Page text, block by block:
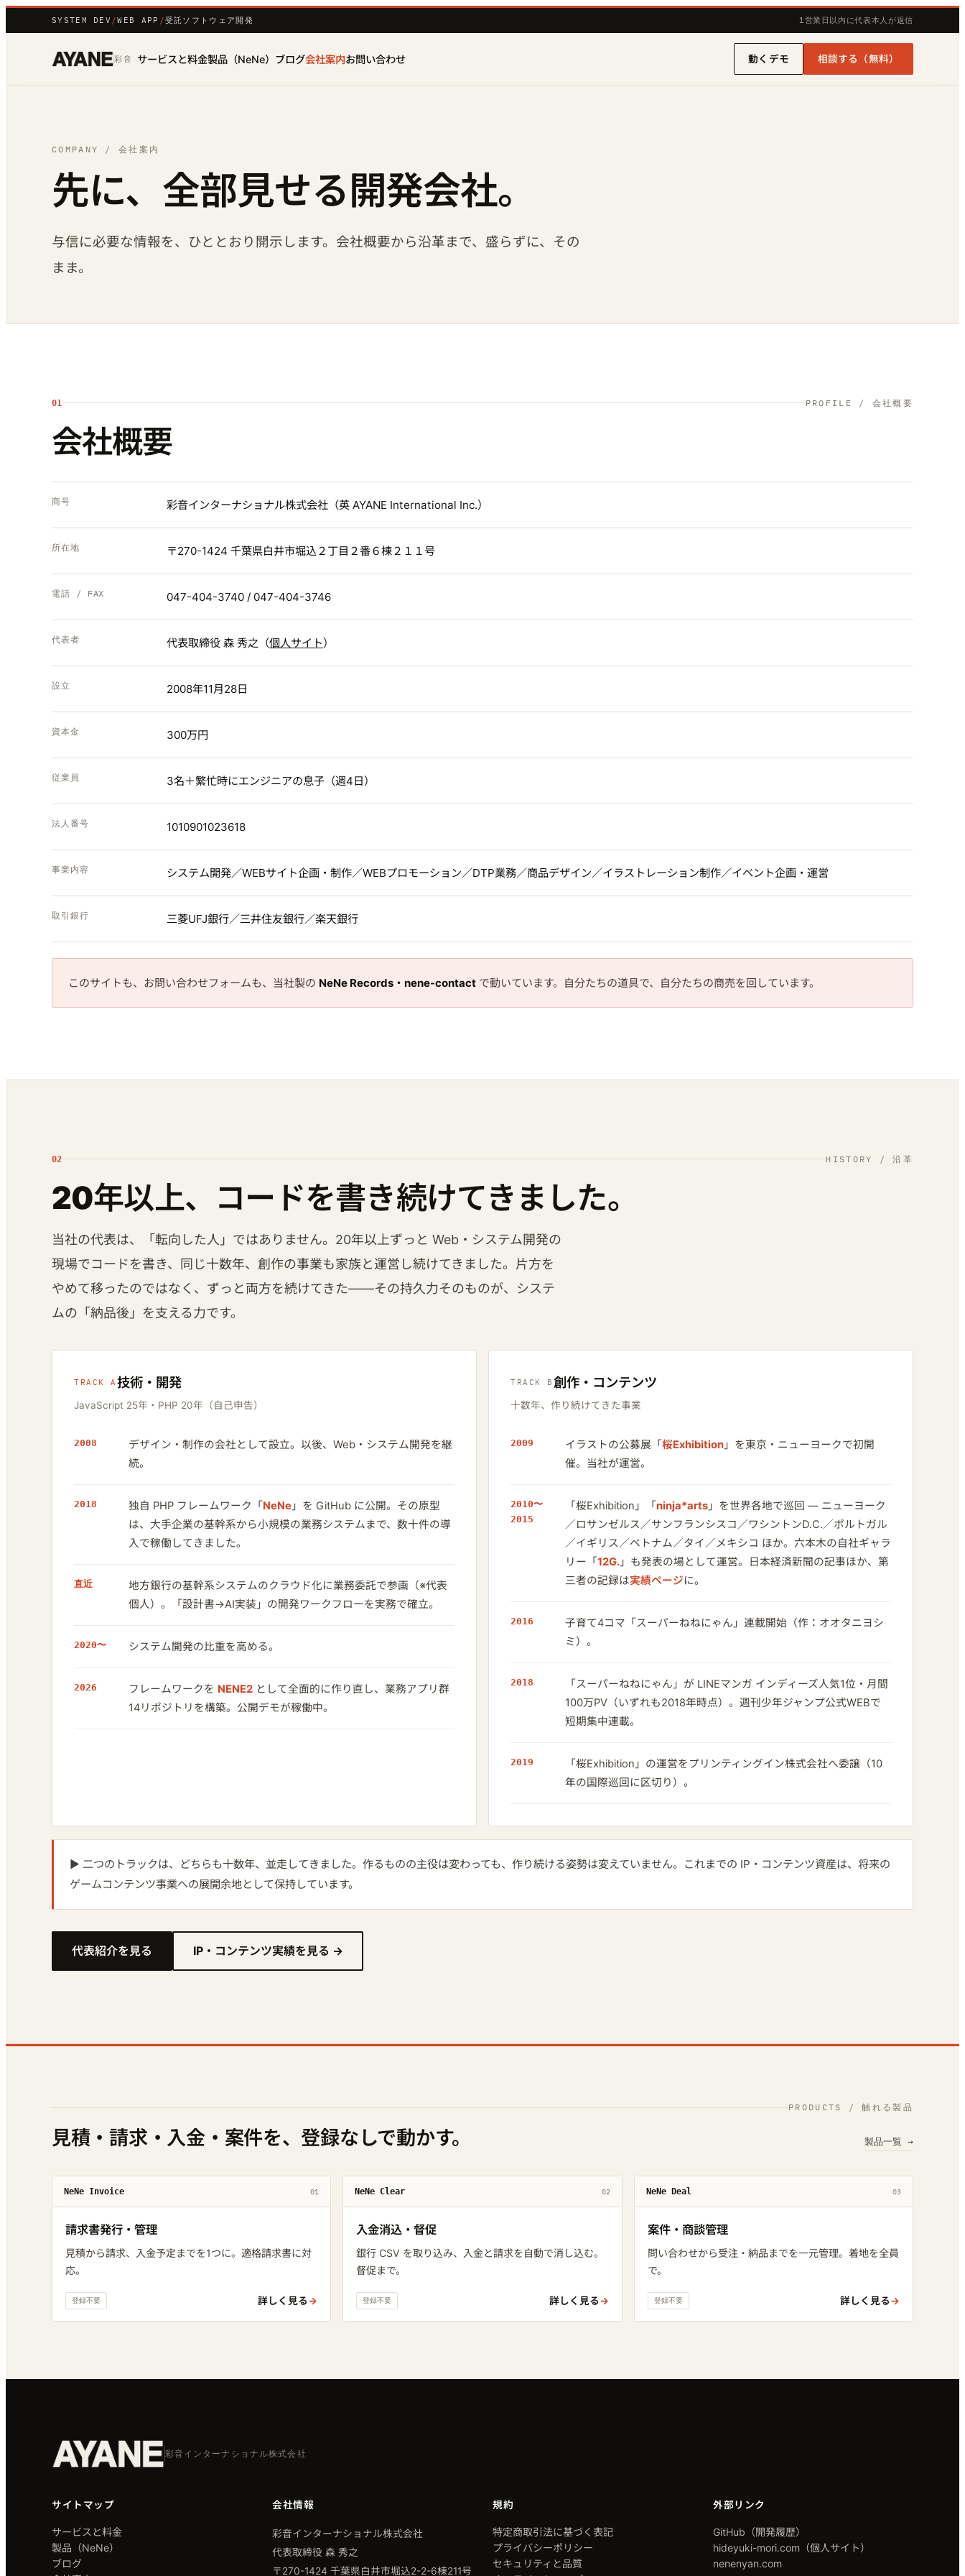
SYSTEM DEV /WEB APP /受託ソフトウェア開発 1営業日以内に代表本人が返信
彩音 サービスと料金製品（NeNe） ブログ会社案内お問い合わせ 動くデモ 相談する（無料）
COMPANY / 会社案内
先に、全部見せる開発会社。
与信に必要な情報を、ひととおり開示します。会社概要から沿革まで、盛らずに、その
まま。
01 PROFILE / 会社概要
会社概要
商号 彩音インターナショナル株式会社（英 AYANE International Inc.）
所在地 〒270-1424 千葉県白井市堀込２丁目２番６棟２１１号
電話 / FAX 047-404-3740 / 047-404-3746
代表者 代表取締役 森 秀之（個人サイト）
設立 2008年11月28日
資本金 300万円
従業員 3名＋繁忙時にエンジニアの息子（週4日）
法人番号 1010901023618
事業内容 システム開発／WEBサイト企画・制作／WEBプロモーション／DTP業務／商品デザイン／イラストレーション制作／イベント企画・運営
取引銀行 三菱UFJ銀行／三井住友銀行／楽天銀行
このサイトも、お問い合わせフォームも、当社製の NeNe Records・nene-contact で動いています。自分たちの道具で、自分たちの商売を回しています。
02 HISTORY / 沿革
20年以上、コードを書き続けてきました。
当社の代表は、「転向した人」ではありません。20年以上ずっと Web・システム開発の
現場でコードを書き、同じ十数年、創作の事業も家族と運営し続けてきました。片方を
やめて移ったのではなく、ずっと両方を続けてきた——その持久力そのものが、システ
ムの「納品後」を支える力です。
TRACK A技術・開発
JavaScript 25年・PHP 20年（自己申告）
2008
デザイン・制作の会社として設立。以後、Web・システム開発を継
続。
2018 独自 PHP フレームワーク「NeNe 」を GitHub に公開。その原型
は、大手企業の基幹系から小規模の業務システムまで、数十件の導
入で稼働してきました。
直近
地方銀行の基幹系システムのクラウド化に業務委託で参画（※代表
個人）。「設計書→AI実装」の開発ワークフローを実務で確立。
2020〜 システム開発の比重を高める。
2026 フレームワークを NENE2 として全面的に作り直し、業務アプリ群
14リポジトリを構築。公開デモが稼働中。
TRACK B 創作・コンテンツ
十数年、作り続けてきた事業
2009 イラストの公募展「桜Exhibition 」を東京・ニューヨークで初開
催。当社が運営。
2010〜
2015
「桜Exhibition」「ninja*arts 」を世界各地で巡回 — ニューヨーク
／ロサンゼルス／サンフランシスコ／ワシントンD.C.／ポルトガル
／イギリス／ベトナム／タイ／メキシコ ほか。六本木の自社ギャラ
リー「12G. 」も発表の場として運営。日本経済新聞の記事ほか、第
三者の記録は実績ページに。
2016
子育て4コマ「スーパーねねにゃん」連載開始（作：オオタニヨシ
ミ）。
2018
「スーパーねねにゃん」が LINEマンガ インディーズ人気1位・月間
100万PV（いずれも2018年時点）。週刊少年ジャンプ公式WEBで
短期集中連載。
2019
「桜Exhibition」の運営をプリンティングイン株式会社へ委譲（10
年の国際巡回に区切り）。
▶ 二つのトラックは、どちらも十数年、並走してきました。作るものの主役は変わっても、作り続ける姿勢は変えていません。これまでの IP・コンテンツ資産は、将来の
ゲームコンテンツ事業への展開余地として保持しています。
代表紹介を見る IP・コンテンツ実績を見る →
PRODUCTS / 触れる製品
見積・請求・入金・案件を、登録なしで動かす。 製品一覧 →
NeNe Invoice 01
請求書発行・管理
見積から請求、入金予定までを1つに。適格請求書に対
応。
登録不要 詳しく見る→
NeNe Clear 02
入金消込・督促
銀行 CSV を取り込み、入金と請求を自動で消し込む。
督促まで。
登録不要 詳しく見る→
NeNe Deal 03
案件・商談管理
問い合わせから受注・納品までを一元管理。着地を全員
で。
登録不要 詳しく見る→
彩音インターナショナル株式会社
サイトマップ
サービスと料金
製品（NeNe）
ブログ
会社情報
彩音インターナショナル株式会社
代表取締役 森 秀之
〒270-1424 千葉県白井市堀込2-2-6棟211号
規約
特定商取引法に基づく表記
プライバシーポリシー
セキュリティと品質
外部リンク
GitHub（開発履歴）
hideyuki-mori.com（個人サイト）
nenenyan.com